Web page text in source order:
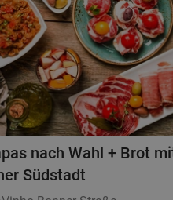
nach Wahl + Brot
Südstadt